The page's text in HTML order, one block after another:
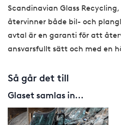
Scandinavian Glass
återvinner både bil- och
avtal är en garanti för att
ansvarsfullt sätt och med en
Så går det till
Glaset samlas in...